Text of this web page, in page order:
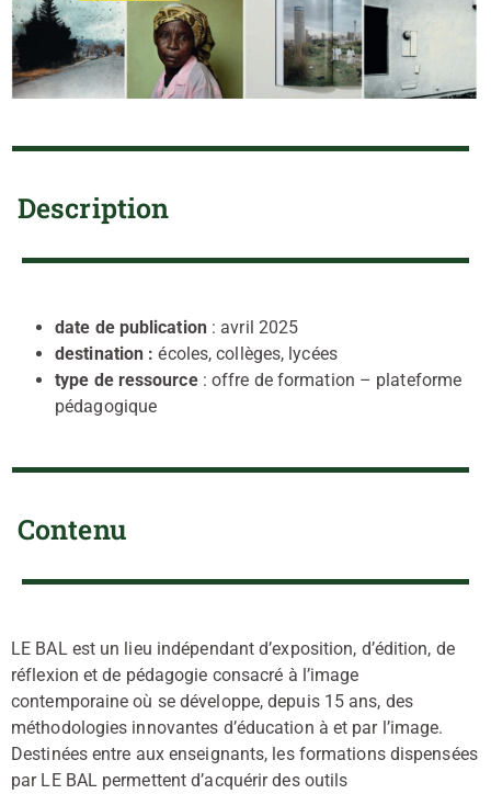
Description
date de publication: avril 2025
destination :écoles, collèges, lycées
type de ressource: offre de formation – plateforme
pédagogique
Contenu
LE BAL est un lieu indépendant d’exposition, d’édition, de
réflexion et de pédagogie consacré à l’image
contemporaine où se développe, depuis 15 ans, des
méthodologies innovantes d’éducation à et par l’image.
Destinées entre aux enseignants, les formations dispensées
par LE BAL permettent d’acquérir des outils